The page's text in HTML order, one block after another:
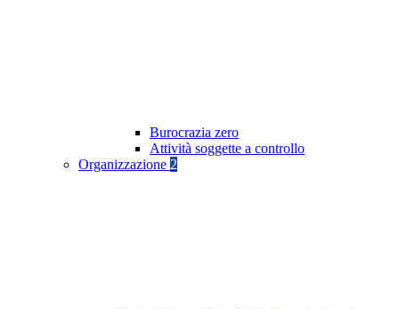
Burocrazia zero
Attività soggette a controllo
Organizzazione 2